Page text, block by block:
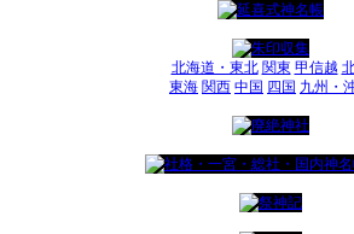
北海道・東北 関東 甲信越
東海 関西 中国 四国 九州・